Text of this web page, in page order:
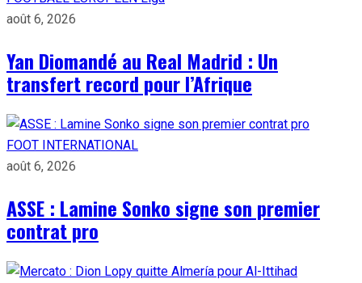
août 6, 2026
Yan Diomandé au Real Madrid : Un
transfert record pour l’Afrique
FOOT INTERNATIONAL
août 6, 2026
ASSE : Lamine Sonko signe son premier
contrat pro